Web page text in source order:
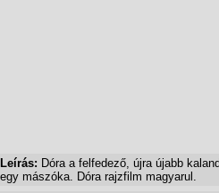
Leírás: Dóra a felfedező, újra újabb
egy mászóka. Dóra rajzfilm magyarul.